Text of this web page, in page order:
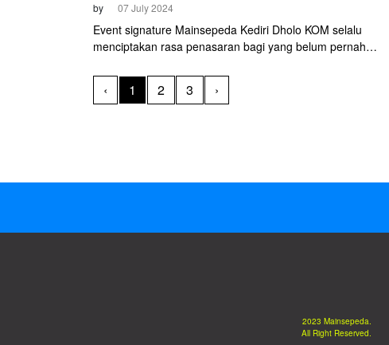
by 07 July 2024
Event signature Mainsepeda Kediri Dholo KOM selalu
menciptakan rasa penasaran bagi yang belum pernah
tidak akan ditemukan di lokasi lain. Hal ini yang membuat
kuota peserta Kediri Dholo KOM 2024 telah ludes, yakni 500
‹ 1 2 3 ›
2023 Mainsepeda.
All Right Reserved.